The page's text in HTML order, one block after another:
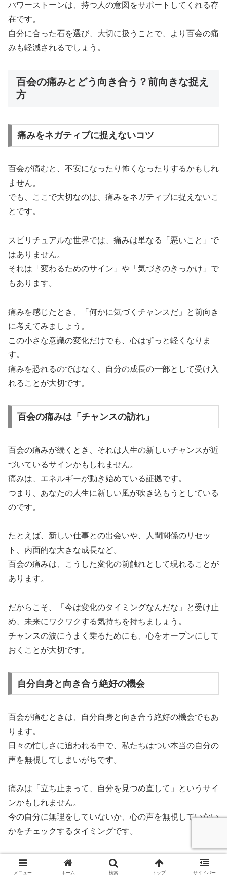
パワーストーンは、持つ人の意図をサポートしてくれる存
在です。
自分に合った石を選び、大切に扱うことで、より百会の痛
みも軽減されるでしょう。
百会の痛みとどう向き合う？前向きな捉え
方
痛みをネガティブに捉えないコツ
百会が痛むと、不安になったり怖くなったりするかもしれ
ません。
でも、ここで大切なのは、痛みをネガティブに捉えないこ
とです。
スピリチュアルな世界では、痛みは単なる「悪いこと」で
はありません。
それは「変わるためのサイン」や「気づきのきっかけ」で
もあります。
痛みを感じたとき、「何かに気づくチャンスだ」と前向き
に考えてみましょう。
この小さな意識の変化だけでも、心はずっと軽くなりま
す。
痛みを恐れるのではなく、自分の成長の一部として受け入
れることが大切です。
百会の痛みは「チャンスの訪れ」
百会の痛みが続くとき、それは人生の新しいチャンスが近
づいているサインかもしれません。
痛みは、エネルギーが動き始めている証拠です。
つまり、あなたの人生に新しい風が吹き込もうとしている
のです。
たとえば、新しい仕事との出会いや、人間関係のリセッ
ト、内面的な大きな成長など。
百会の痛みは、こうした変化の前触れとして現れることが
あります。
だからこそ、「今は変化のタイミングなんだな」と受け止
め、未来にワクワクする気持ちを持ちましょう。
チャンスの波にうまく乗るためにも、心をオープンにして
おくことが大切です。
自分自身と向き合う絶好の機会
百会が痛むときは、自分自身と向き合う絶好の機会でもあ
ります。
日々の忙しさに追われる中で、私たちはつい本当の自分の
声を無視してしまいがちです。
痛みは「立ち止まって、自分を見つめ直して」というサイ
ンかもしれません。
今の自分に無理をしていないか、心の声を無視していない
かをチェックするタイミングです。
ノートに思いを書き出したり、静かな時間を作って自分に
問いかけたりしてみましょう。
メニュー ホーム 検索 トップ サイドバー